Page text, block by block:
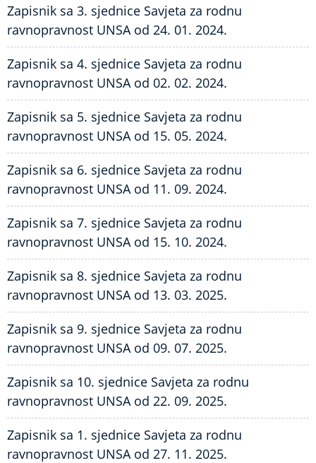
Zapisnik sa 3. sjednice Savjeta za rodnu
ravnopravnost UNSA od 24. 01. 2024.
Zapisnik sa 4. sjednice Savjeta za rodnu
ravnopravnost UNSA od 02. 02. 2024.
Zapisnik sa 5. sjednice Savjeta za rodnu
ravnopravnost UNSA od 15. 05. 2024.
Zapisnik sa 6. sjednice Savjeta za rodnu
ravnopravnost UNSA od 11. 09. 2024.
Zapisnik sa 7. sjednice Savjeta za rodnu
ravnopravnost UNSA od 15. 10. 2024.
Zapisnik sa 8. sjednice Savjeta za rodnu
ravnopravnost UNSA od 13. 03. 2025.
Zapisnik sa 9. sjednice Savjeta za rodnu
ravnopravnost UNSA od 09. 07. 2025.
Zapisnik sa 10. sjednice Savjeta za rodnu
ravnopravnost UNSA od 22. 09. 2025.
Zapisnik sa 1. sjednice Savjeta za rodnu
ravnopravnost UNSA od 27. 11. 2025.